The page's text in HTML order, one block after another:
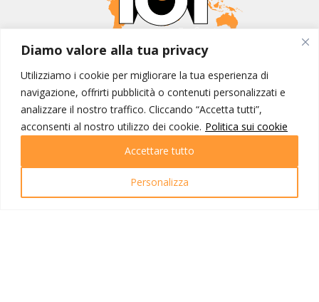
Diamo valore alla tua privacy
Utilizziamo i cookie per migliorare la tua esperienza di
navigazione, offrirti pubblicità o contenuti personalizzati e
analizzare il nostro traffico. Cliccando “Accetta tutti”,
acconsenti al nostro utilizzo dei cookie. Politica sui cookie
Personalizza
Accettare tutto
MONDO IOT VIAGGI
Corporate
Contatti
I NOSTRI PRODOTTI
Destinazioni
Partenze
Emozioni di viaggio
Newsletter